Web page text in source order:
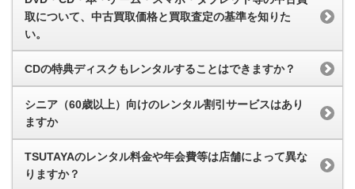
取について、中古買取価格と買取査定の基準を知りた
い。
CDの特典ディスクもレンタルすることはできますか？
シニア（60歳以上）向けのレンタル割引サービスはあり
ますか
TSUTAYAのレンタル料金や年会費等は店舗によって異な
りますか？